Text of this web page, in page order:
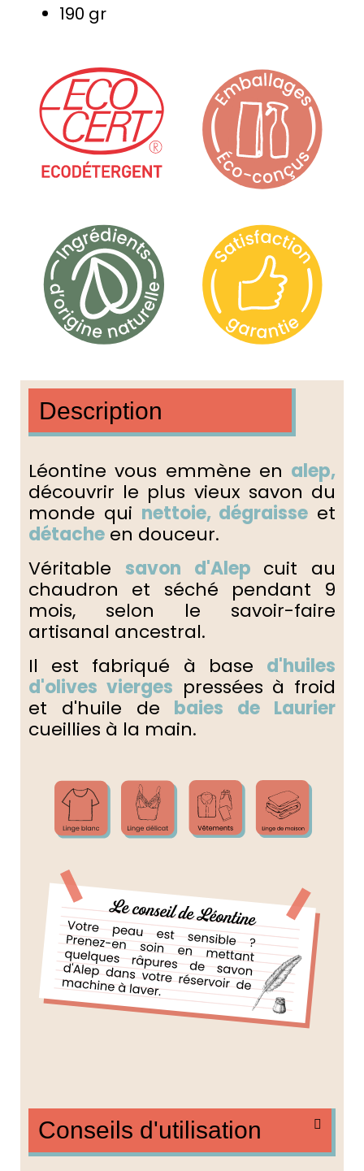
190 gr
Description
Léontine vous emmène en alep,
découvrir le plus vieux savon du
monde qui nettoie,dégraisse et
détache en douceur.
Véritable savon d'Alep cuit au
chaudron et séché pendant 9
mois, selon le savoir-faire
artisanal ancestral.
Il est fabriqué à base d'huiles
d'olives vierges pressées à froid
et d'huile de baies de Laurier
cueillies à la main.
Conseils d'utilisation